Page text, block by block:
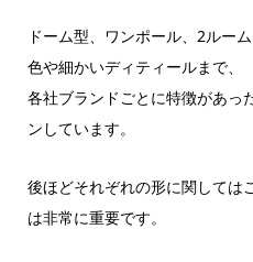
ドーム型、ワンポール、2ルー
色や細かいディティールまで、
各社ブランドごとに特徴があっ
ンしています。
後ほどそれぞれの形に関しては
は非常に重要です。